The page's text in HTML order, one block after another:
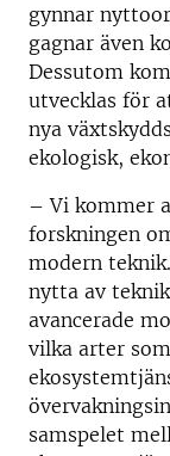
gynnar
gagnar även
Dessutom
utvecklas för
nya
ekologisk,
– Vi kommer
forskningen
modern
nytta av
avancerade
vilka arter
samspelet